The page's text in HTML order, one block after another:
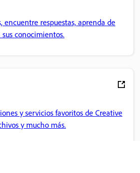
encuentre respuestas, aprenda de
conocimientos.
y servicios favoritos de Creative
y mucho más.